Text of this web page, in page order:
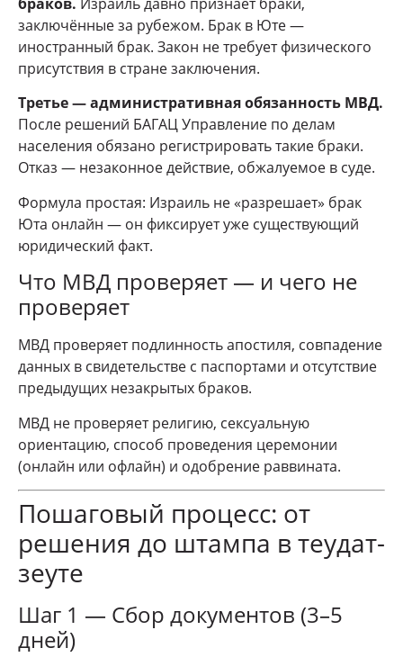
заключённые за рубежом. Брак в Юте —
иностранный брак. Закон не требует физического
присутствия в стране заключения.
Третье — административная обязанность МВД.
После решений БАГАЦ Управление по делам
населения обязано регистрировать такие браки.
Отказ — незаконное действие, обжалуемое в суде.
Формула простая: Израиль не «разрешает» брак
Юта онлайн — он фиксирует уже существующий
юридический факт.
Что МВД проверяет — и чего не
проверяет
МВД проверяет подлинность апостиля, совпадение
данных в свидетельстве с паспортами и отсутствие
предыдущих незакрытых браков.
МВД не проверяет религию, сексуальную
ориентацию, способ проведения церемонии
(онлайн или офлайн) и одобрение раввината.
Пошаговый процесс: от
решения до штампа в теудат-
зеуте
Шаг 1 — Сбор документов (3–5
дней)